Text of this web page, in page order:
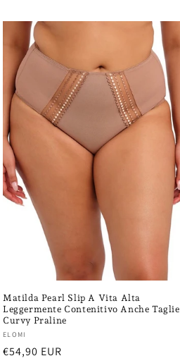
Matilda Pearl Slip A Vita Alta
Leggermente Contenitivo Anche Taglie
Curvy Praline
Fornitore:
ELOMI
Prezzo
€54,90 EUR